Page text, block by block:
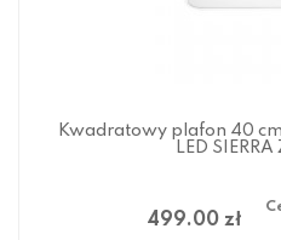
Kwadratowy plafon 40
LED
499.00 zł